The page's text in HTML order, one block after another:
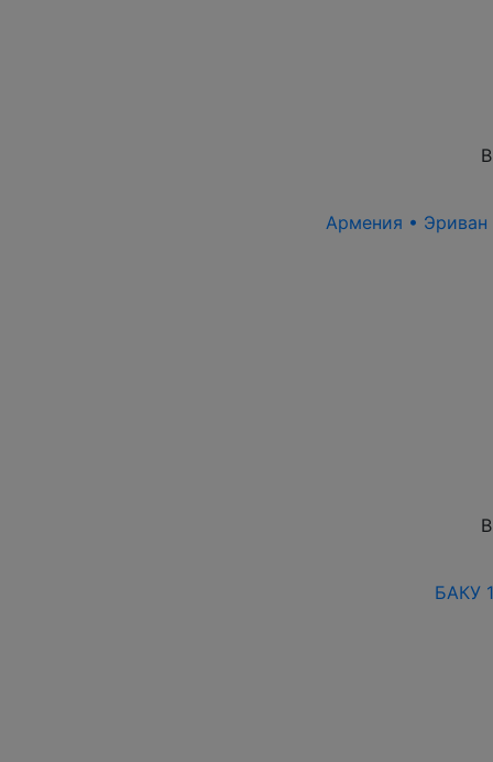
Армения • Эриван
БАКУ